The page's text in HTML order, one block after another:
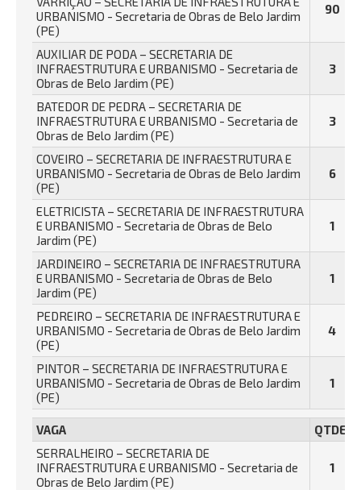
URBANISMO - Secretaria de Obras de Belo Jardim
(PE)
90
AUXILIAR DE PODA – SECRETARIA DE
INFRAESTRUTURA E URBANISMO - Secretaria de
Obras de Belo Jardim (PE)
3
BATEDOR DE PEDRA – SECRETARIA DE
INFRAESTRUTURA E URBANISMO - Secretaria de
Obras de Belo Jardim (PE)
3
COVEIRO – SECRETARIA DE INFRAESTRUTURA E
URBANISMO - Secretaria de Obras de Belo Jardim
(PE)
6
ELETRICISTA – SECRETARIA DE INFRAESTRUTURA
E URBANISMO - Secretaria de Obras de Belo
Jardim (PE)
1
JARDINEIRO – SECRETARIA DE INFRAESTRUTURA
E URBANISMO - Secretaria de Obras de Belo
Jardim (PE)
1
PEDREIRO – SECRETARIA DE INFRAESTRUTURA E
URBANISMO - Secretaria de Obras de Belo Jardim
(PE)
4
PINTOR – SECRETARIA DE INFRAESTRUTURA E
URBANISMO - Secretaria de Obras de Belo Jardim
(PE)
1
VAGA
QTDE.
SERRALHEIRO – SECRETARIA DE
INFRAESTRUTURA E URBANISMO - Secretaria de
Obras de Belo Jardim (PE)
1